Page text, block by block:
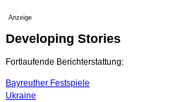
Dirigent Nicolás Pasquet mit
07. August 2026 - 13:20 Uhr
Anzeige
Developing Stories
Fortlaufende Berichterstattung:
Bayreuther Festspiele
Ukraine